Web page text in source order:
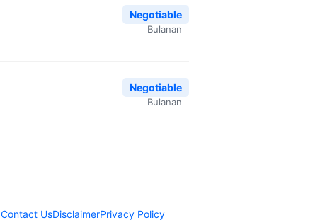
Negotiable
Bulanan
Negotiable
Bulanan
Contact UsDisclaimerPrivacy Policy